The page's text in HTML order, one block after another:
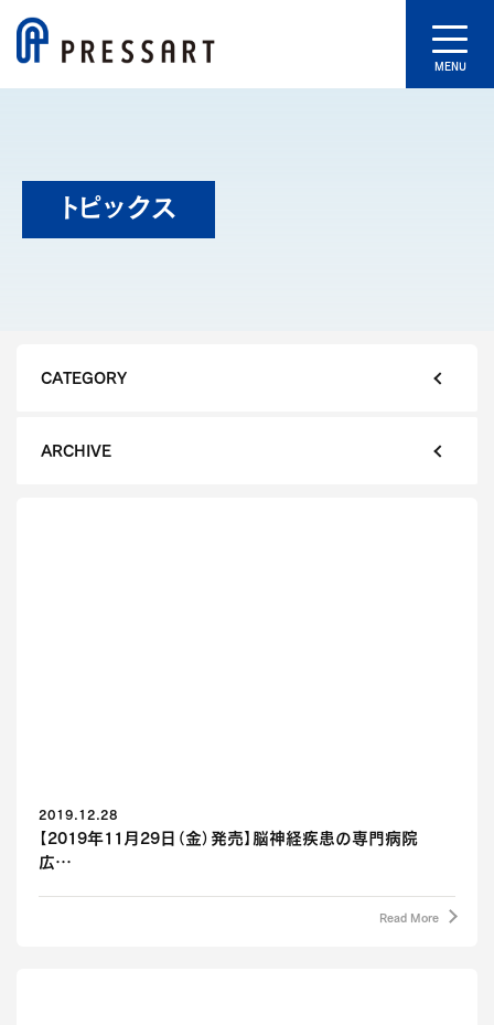
MENU
トピックス
CATEGORY
ARCHIVE
2019.12.28
【2019年11月29日（金）発売】脳神経疾患の専門病院
広…
Read More